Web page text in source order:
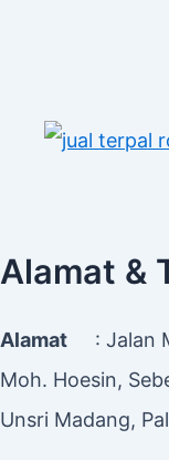
Alamat &
Alamat : Jalan
Moh. Hoesin,
Unsri Madang,